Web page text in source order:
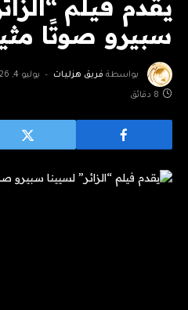
يقدم فيلم
سبيرو صوتًا
بواسطة فريق هزليات يوليو 4, 2026
8 دقائق